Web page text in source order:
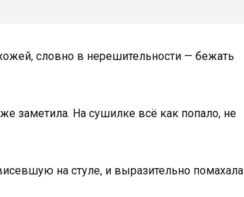
словно в нерешительности — бежать
заметила. На сушилке всё как попало, не
на стуле, и выразительно помахала